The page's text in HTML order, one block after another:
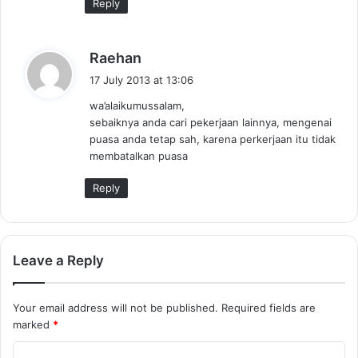
Reply
Raehan
s
:
17 July 2013 at 13:06
wa’alaikumussalam,
sebaiknya anda cari pekerjaan lainnya, mengenai
puasa anda tetap sah, karena perkerjaan itu tidak
membatalkan puasa
Reply
Leave a Reply
Your email address will not be published. Required fields are
marked *